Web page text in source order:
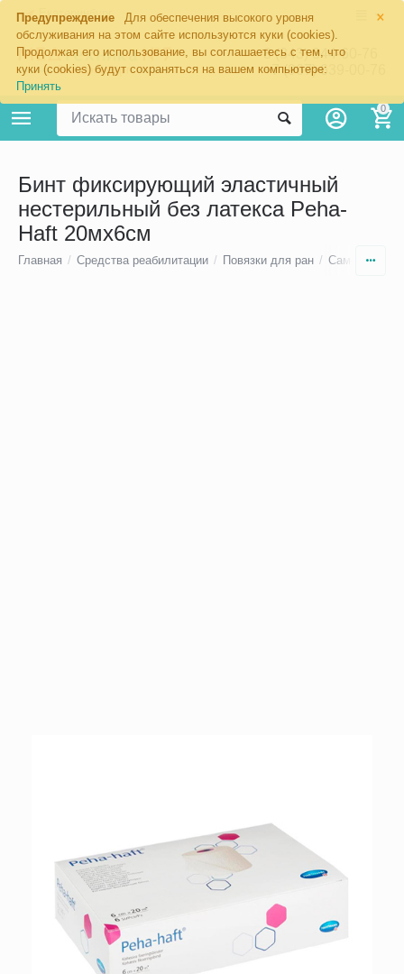
×
Предупреждение
Для обеспечения высокого уровня
обслуживания на этом сайте используются куки (cookies).
Продолжая его использование, вы соглашаетесь с тем, что
куки (cookies) будут сохраняться на вашем компьютере:
Принять
Екатеринбург
8 (343) 344-60-76
+7 (967) 639-00-76
0
Бинт фиксирующий эластичный
нестерильный без латекса Peha-
Haft 20мх6см
Главная / Средства реабилитации / Повязки для ран /